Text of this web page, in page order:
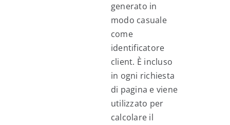
generato in
modo casuale
come
identificatore
client. È incluso
in ogni richiesta
di pagina e viene
utilizzato per
calcolare il